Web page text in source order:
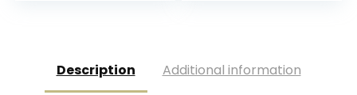
Description Additional information